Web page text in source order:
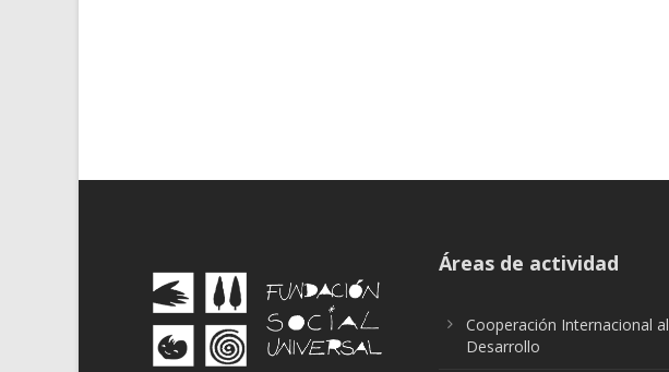
Áreas de actividad
Cooperación Internacional al
Desarrollo